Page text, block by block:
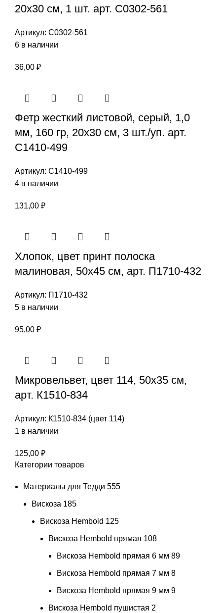
20х30 см, 1 шт. арт. С0302-561
Артикул: С0302-561
6 в наличии
36,00 ₽
Фетр жесткий листовой, серый, 1,0
мм, 160 гр, 20х30 см, 3 шт./уп. арт.
С1410-499
Артикул: С1410-499
4 в наличии
131,00 ₽
Хлопок, цвет принт полоска
малиновая, 50х45 см, арт. П1710-432
Артикул: П1710-432
5 в наличии
95,00 ₽
Микровельвет, цвет 114, 50х35 см,
арт. К1510-834
Артикул: К1510-834 (цвет 114)
1 в наличии
125,00 ₽
Категории товаров
Материалы для Тедди 555
Вискоза 185
Вискоза Hembold 125
Вискоза Hembold прямая 108
Вискоза Hembold прямая 6 мм 89
Вискоза Hembold прямая 7 мм 8
Вискоза Hembold прямая 9 мм 9
Вискоза Hembold пушистая 2